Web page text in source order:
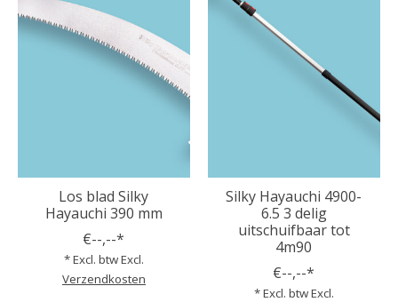
Los blad Silky
Hayauchi 390 mm
€--,--*
* Excl. btw Excl.
Verzendkosten
Silky Hayauchi 4900-
6.5 3 delig
uitschuifbaar tot
4m90
€--,--*
* Excl. btw Excl.